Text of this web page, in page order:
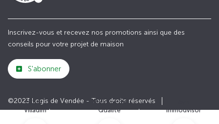
Club
Villadim
Maisons de
Qualité
Immodvisor
Inscrivez-vous et recevez nos promotions ainsi que des
conseils pour votre projet de maison
S'abonner
©2023 Logis de Vendée - Tous droits réservés
Plan du site
Paramètres des cookies